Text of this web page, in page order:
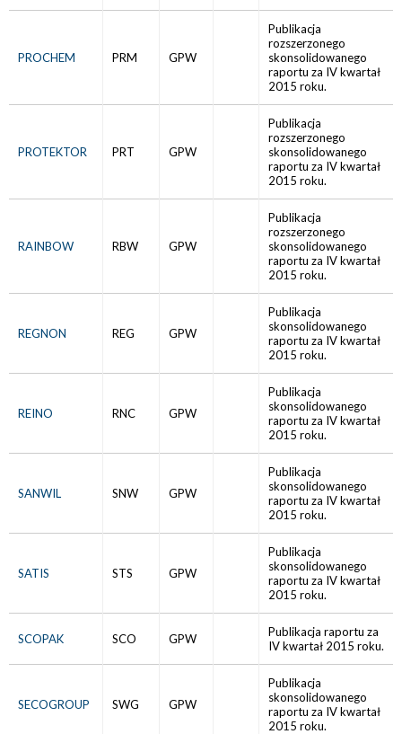
PROCHEM PRM GPW
Publikacja
rozszerzonego
skonsolidowanego
raportu za IV kwartał
2015 roku.
PROTEKTOR PRT GPW
Publikacja
rozszerzonego
skonsolidowanego
raportu za IV kwartał
2015 roku.
RAINBOW RBW GPW
Publikacja
rozszerzonego
skonsolidowanego
raportu za IV kwartał
2015 roku.
REGNON REG GPW
Publikacja
skonsolidowanego
raportu za IV kwartał
2015 roku.
REINO RNC GPW
Publikacja
skonsolidowanego
raportu za IV kwartał
2015 roku.
SANWIL SNW GPW
Publikacja
skonsolidowanego
raportu za IV kwartał
2015 roku.
SATIS STS GPW
Publikacja
skonsolidowanego
raportu za IV kwartał
2015 roku.
SCOPAK SCO GPW
Publikacja raportu za
IV kwartał 2015 roku.
SECOGROUP SWG GPW
Publikacja
skonsolidowanego
raportu za IV kwartał
2015 roku.